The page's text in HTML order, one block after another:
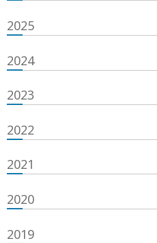
2025
2024
2023
2022
2021
2020
2019